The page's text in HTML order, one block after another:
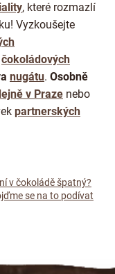
, které rozmazlí
Vyzkoušejte
čokoládových
nugátu. Osobně
v Praze nebo
partnerských
v čokoládě špatný?
se na to podívat